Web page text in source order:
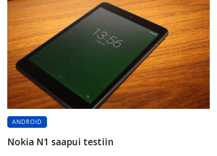
ANDROID
Nokia N1 saapui testiin